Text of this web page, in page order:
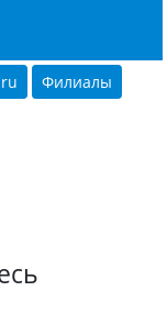
ru Филиалы